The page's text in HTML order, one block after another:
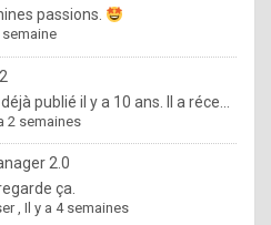
b
y
o
l
e
x
passions.
semaine
publié il y a 10 ans. Il a réce...
2 semaines
2.0
ça.
,Il y a 4 semaines